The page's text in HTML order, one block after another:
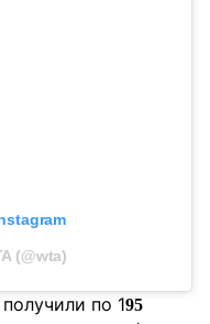
(@wta)
по 195